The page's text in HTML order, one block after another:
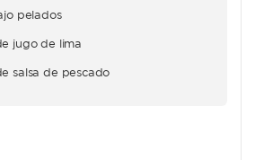
pelados
jugo de lima
salsa de pescado